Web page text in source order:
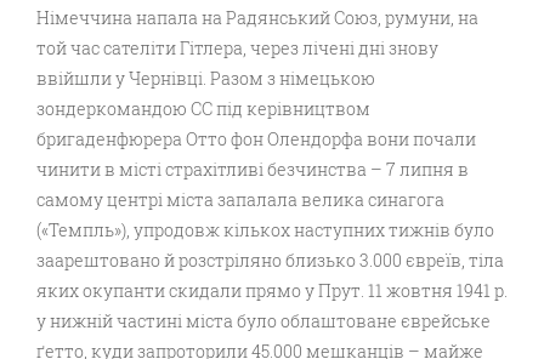
Німеччина напала на Радянський Союз, румуни, на
той час сателіти Гітлера, через лічені дні знову
ввійшли у Чернівці. Разом з німецькою
зондеркомандою СС під керівництвом
бригаденфюрера Отто фон Олендорфа вони почали
чинити в місті страхітливі безчинства – 7 липня в
самому центрі міста запалала велика синагога
(«Темпль»), упродовж кількох наступних тижнів було
заарештовано й розстріляно близько 3.000 євреїв, тіла
яких окупанти скидали прямо у Прут. 11 жовтня 1941 р.
у нижній частині міста було облаштоване єврейське
ґетто, куди запроторили 45.000 мешканців – майже